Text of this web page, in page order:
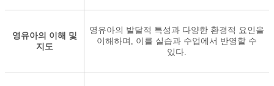
영유아의 이해 및
지도
영유아의 발달적 특성과 다양한 환경적 요인을
이해하며, 이를 실습과 수업에서 반영할 수
있다.